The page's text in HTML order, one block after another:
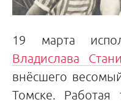
19 марта
Владислава
внёсшего
Томске.